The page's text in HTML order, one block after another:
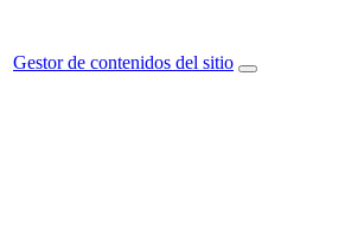
Gestor de contenidos del sitio